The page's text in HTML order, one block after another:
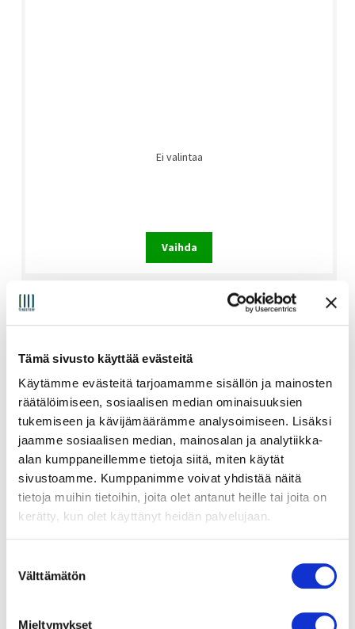
Tämä sivusto käyttää evästeitä
Käytämme evästeitä tarjoamamme sisällön ja mainosten
räätälöimiseen, sosiaalisen median ominaisuuksien
tukemiseen ja kävijämäärämme analysoimiseen. Lisäksi
jaamme sosiaalisen median, mainosalan ja analytiikka-
alan kumppaneillemme tietoja siitä, miten käytät
sivustoamme. Kumppanimme voivat yhdistää näitä
tietoja muihin tietoihin, joita olet antanut heille tai joita on
kerätty, kun olet käyttänyt heidän palvelujaan.
Välttämätön
Mieltymykset
Ei valintaa
Vaihda
Ei valintaa